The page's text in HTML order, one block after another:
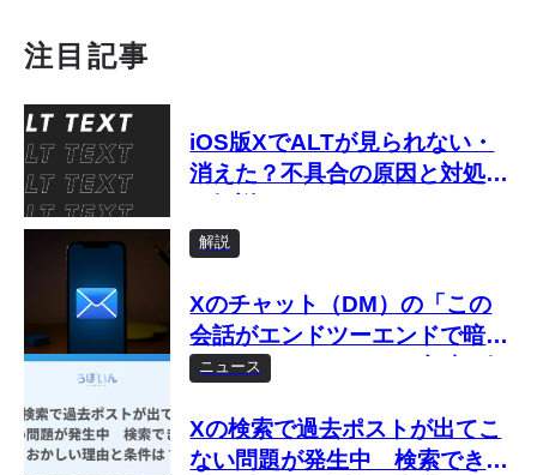
注目記事
iOS版XでALTが見られない・
消えた？不具合の原因と対処法
解説
Xのチャット（DM）の「この
会話がエンドツーエンドで暗号
化されました」とは？意味を解
ニュース
Xの検索で過去ポストが出てこ
ない問題が発生中 検索できな